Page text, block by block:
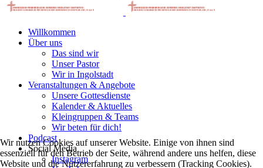
Willkommen
Über uns
Das sind wir
Unser Pastor
Wir in Ingolstadt
Veranstaltungen & Angebote
Unsere Gottesdienste
Kalender & Aktuelles
Kleingruppen & Teams
Wir beten für dich!
Podcast
Social Media
Instagram
Wir nutzen Cookies auf unserer Website. Einige von ihnen sind
essenziell für den Betrieb der Seite, während andere uns helfen, diese
Website und die Nutzererfahrung zu verbessern (Tracking Cookies).